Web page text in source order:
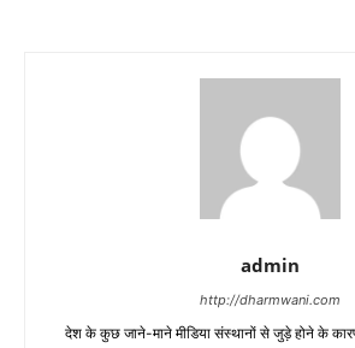
admin
http://dharmwani.com
देश के कुछ जाने-माने मीडिया संस्थानों से जुड़े होने के